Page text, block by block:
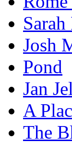
Josh
Pond
Jan
A
The